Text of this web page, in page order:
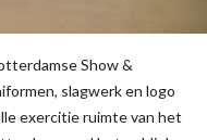
Show &
slagwerk en logo
exercitie ruimte van het